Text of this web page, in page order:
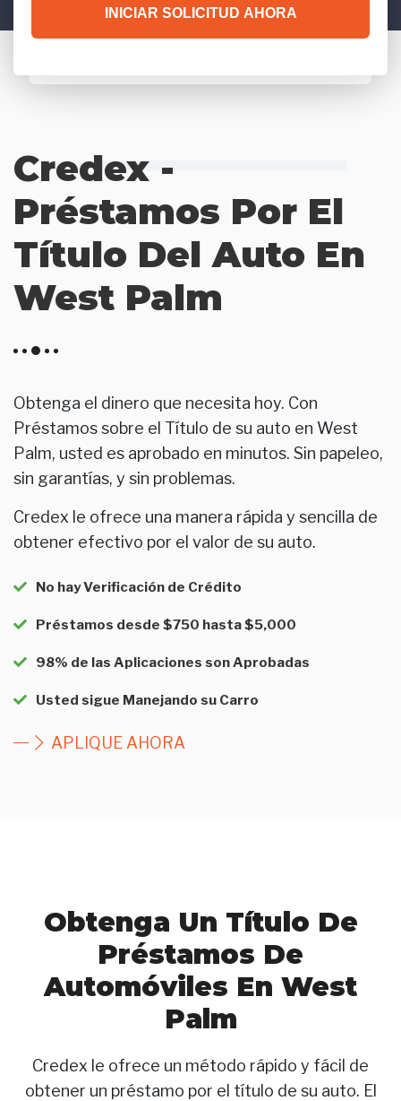
INICIAR SOLICITUD AHORA
Credex -
Préstamos Por El
Título Del Auto En
West Palm
Obtenga el dinero que necesita hoy. Con
Préstamos sobre el Título de su auto en West
Palm, usted es aprobado en minutos. Sin papeleo,
sin garantías, y sin problemas.
Credex le ofrece una manera rápida y sencilla de
obtener efectivo por el valor de su auto.
No hay Verificación de Crédito
Préstamos desde $750 hasta $5,000
98% de las Aplicaciones son Aprobadas
Usted sigue Manejando su Carro
APLIQUE AHORA
Obtenga Un Título De
Préstamos De
Automóviles En West
Palm
Credex le ofrece un método rápido y fácil de
obtener un préstamo por el título de su auto. El